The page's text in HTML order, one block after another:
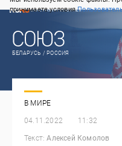
принимаете условия
СВЕЖИЙ НОМЕР
БЕЛАРУСЬ / РОССИЯ
В МИРЕ
04.11.2022 11:32
Текст: Алексей Комолов